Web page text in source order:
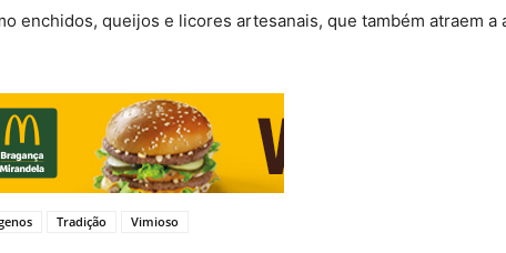
enchidos, queijos e licores artesanais, que também atraem a
Tradição Vimioso